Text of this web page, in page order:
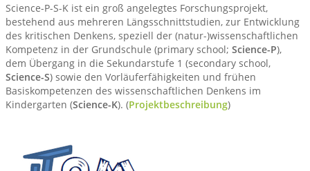
Science-P-S-K ist ein groß angelegtes Forschungsprojekt,
bestehend aus mehreren Längsschnittstudien, zur Entwicklung
des kritischen Denkens, speziell der (natur-)wissenschaftlichen
Kompetenz in der Grundschule (primary school; Science-P),
dem Übergang in die Sekundarstufe 1 (secondary school,
Science-S) sowie den Vorläuferfähigkeiten und frühen
Basiskompetenzen des wissenschaftlichen Denkens im
Kindergarten (Science-K). (Projektbeschreibung)